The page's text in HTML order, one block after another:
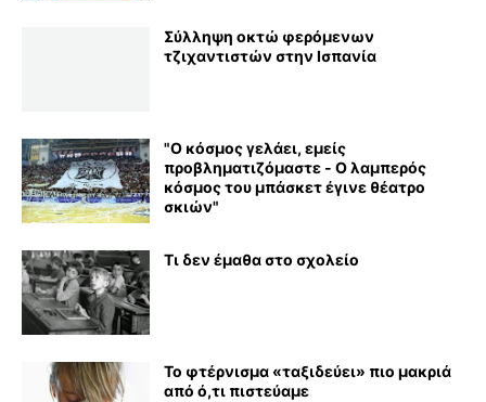
Σύλληψη οκτώ φερόμενων
τζιχαντιστών στην Ισπανία
"Ο κόσμος γελάει, εμείς
προβληματιζόμαστε - Ο λαμπερός
κόσμος του μπάσκετ έγινε θέατρο
σκιών"
Τι δεν έμαθα στο σχολείο
Το φτέρνισμα «ταξιδεύει» πιο μακριά
από ό,τι πιστεύαμε